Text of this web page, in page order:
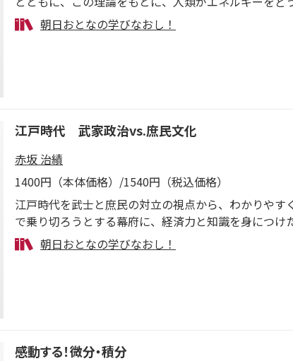
原子力エネルギー問題解決の糸口を提示します。
朝日おとなの学びなおし！
江戸時代 武家政治vs.庶民文化
赤坂 治績
1400円（本体価格）/1540円（税込価格）
江戸時代を武士と庶民の対立の視点から、わかりや
で乗り切ろうとする幕府に、経済力と知識を身につ
に現われた歓楽街の繁栄と幕府の禁令とのせめぎあい
朝日おとなの学びなおし！
感動する！微分・積分